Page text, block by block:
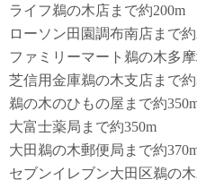
ライフ鵜の木店まで約200m
ローソン田園調布南店まで約
ファミリーマート鵜の木多
芝信用金庫鵜の木支店まで約
鵜の木のひもの屋まで約
大富士薬局まで約350m
大田鵜の木郵便局まで約
セブンイレブン大田区鵜の